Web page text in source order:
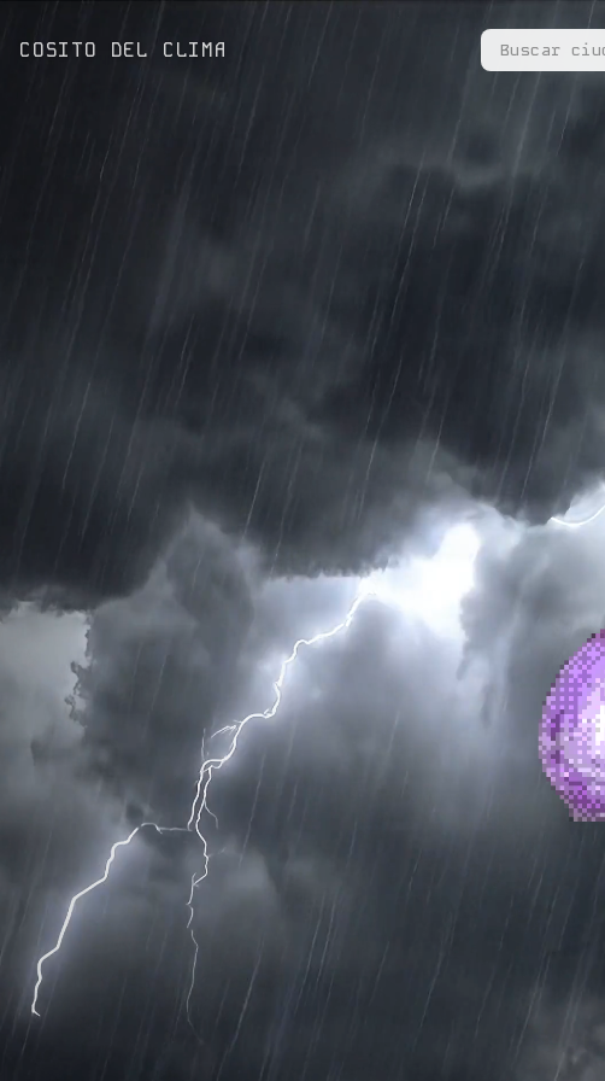
COSITO DEL CLIMA